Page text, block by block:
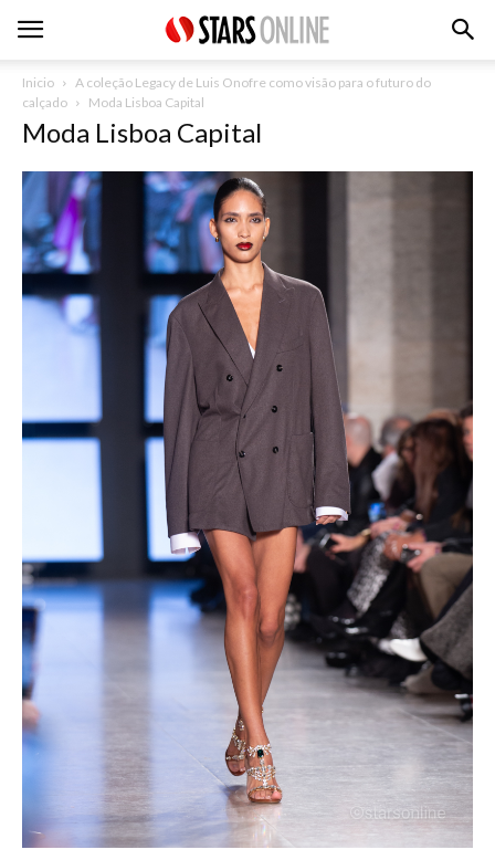
Inicio
A coleção Legacy de Luis Onofre como visão para o futuro do
calçado
Moda Lisboa Capital
Moda Lisboa Capital